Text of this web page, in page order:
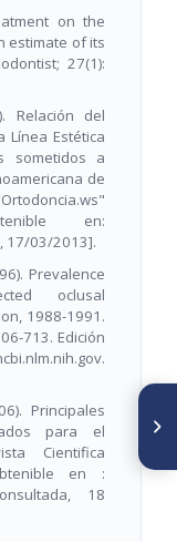
on the
estimate of its
27(1):
Relación del
Línea Estética
sometidos a
de
en:
17/03/2013].
Prevalence
oclusal
1988-1991.
713. Edición
Principales
para el
Cientifica
en :
18
SIGUIENTE ARTÍCULO
consent in
an ethical
consideration